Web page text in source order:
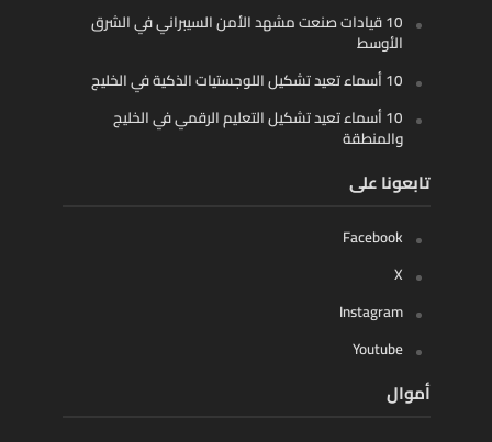
10 قيادات صنعت مشهد الأمن السيبراني في الشرق
الأوسط
10 أسماء تعيد تشكيل اللوجستيات الذكية في الخليج
10 أسماء تعيد تشكيل التعليم الرقمي في الخليج
والمنطقة
تابعونا على
Facebook
X
Instagram
Youtube
أموال